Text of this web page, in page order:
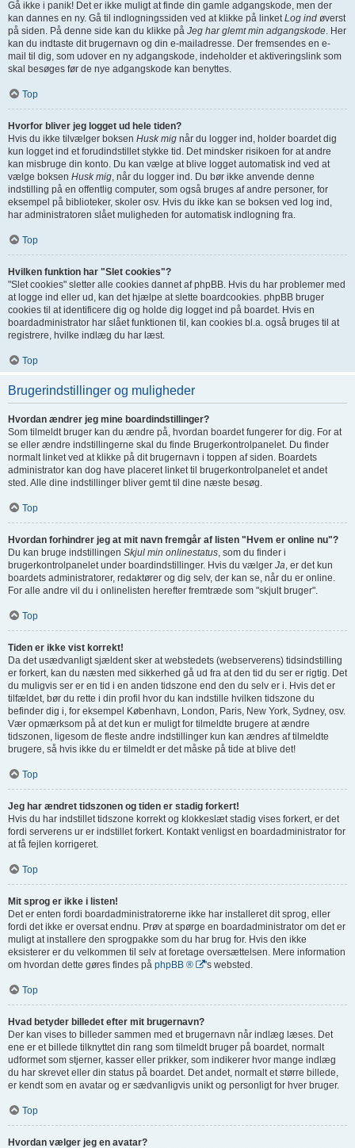
Gå ikke i panik! Det er ikke muligt at finde din gamle adgangskode, men der
kan dannes en ny. Gå til indlogningssiden ved at klikke på linket Log ind øverst
på siden. På denne side kan du klikke på Jeg har glemt min adgangskode . Her
kan du indtaste dit brugernavn og din e-mailadresse. Der fremsendes en e-
mail til dig, som udover en ny adgangskode, indeholder et aktiveringslink som
skal besøges før de nye adgangskode kan benyttes.
Top
Hvorfor bliver jeg logget ud hele tiden?
Hvis du ikke tilvælger boksen Husk mig når du logger ind, holder boardet dig
kun logget ind et forudindstillet stykke tid. Det mindsker risikoen for at andre
kan misbruge din konto. Du kan vælge at blive logget automatisk ind ved at
vælge boksen Husk mig , når du logger ind. Du bør ikke anvende denne
indstilling på en offentlig computer, som også bruges af andre personer, for
eksempel på biblioteker, skoler osv. Hvis du ikke kan se boksen ved log ind,
har administratoren slået muligheden for automatisk indlogning fra.
Top
Hvilken funktion har "Slet cookies"?
"Slet cookies" sletter alle cookies dannet af phpBB. Hvis du har problemer med
at logge ind eller ud, kan det hjælpe at slette boardcookies. phpBB bruger
cookies til at identificere dig og holde dig logget ind på boardet. Hvis en
boardadministrator har slået funktionen til, kan cookies bl.a. også bruges til at
registrere, hvilke indlæg du har læst.
Top
Brugerindstillinger og muligheder
Hvordan ændrer jeg mine boardindstillinger?
Som tilmeldt bruger kan du ændre på, hvordan boardet fungerer for dig. For at
se eller ændre indstillingerne skal du finde Brugerkontrolpanelet. Du finder
normalt linket ved at klikke på dit brugernavn i toppen af siden. Boardets
administrator kan dog have placeret linket til brugerkontrolpanelet et andet
sted. Alle dine indstillinger bliver gemt til dine næste besøg.
Top
Hvordan forhindrer jeg at mit navn fremgår af listen "Hvem er online nu"?
Du kan bruge indstillingen Skjul min onlinestatus , som du finder i
brugerkontrolpanelet under boardindstillinger. Hvis du vælger Ja , er det kun
boardets administratorer, redaktører og dig selv, der kan se, når du er online.
For alle andre vil du i onlinelisten herefter fremtræde som "skjult bruger".
Top
Tiden er ikke vist korrekt!
Da det usædvanligt sjældent sker at webstedets (webserverens) tidsindstilling
er forkert, kan du næsten med sikkerhed gå ud fra at den tid du ser er rigtig. Det
du muligvis ser er en tid i en anden tidszone end den du selv er i. Hvis det er
tilfældet, bør du rette i din profil hvor du kan indstille hvilken tidszone du
befinder dig i, for eksempel København, London, Paris, New York, Sydney, osv.
Vær opmærksom på at det kun er muligt for tilmeldte brugere at ændre
tidszonen, ligesom de fleste andre indstillinger kun kan ændres af tilmeldte
brugere, så hvis ikke du er tilmeldt er det måske på tide at blive det!
Top
Jeg har ændret tidszonen og tiden er stadig forkert!
Hvis du har indstillet tidszone korrekt og klokkeslæt stadig vises forkert, er det
fordi serverens ur er indstillet forkert. Kontakt venligst en boardadministrator for
at få fejlen korrigeret.
Top
Mit sprog er ikke i listen!
Det er enten fordi boardadministratorerne ikke har installeret dit sprog, eller
fordi det ikke er oversat endnu. Prøv at spørge en boardadministrator om det er
muligt at installere den sprogpakke som du har brug for. Hvis den ikke
eksisterer er du velkommen til selv at foretage oversættelsen. Mere information
om hvordan dette gøres findes på phpBB ® 's websted.
Top
Hvad betyder billedet efter mit brugernavn?
Der kan vises to billeder sammen med et brugernavn når indlæg læses. Det
ene er et billede tilknyttet din rang som tilmeldt bruger på boardet, normalt
udformet som stjerner, kasser eller prikker, som indikerer hvor mange indlæg
du har skrevet eller din status på boardet. Det andet, normalt et større billede,
er kendt som en avatar og er sædvanligvis unikt og personligt for hver bruger.
Top
Hvordan vælger jeg en avatar?